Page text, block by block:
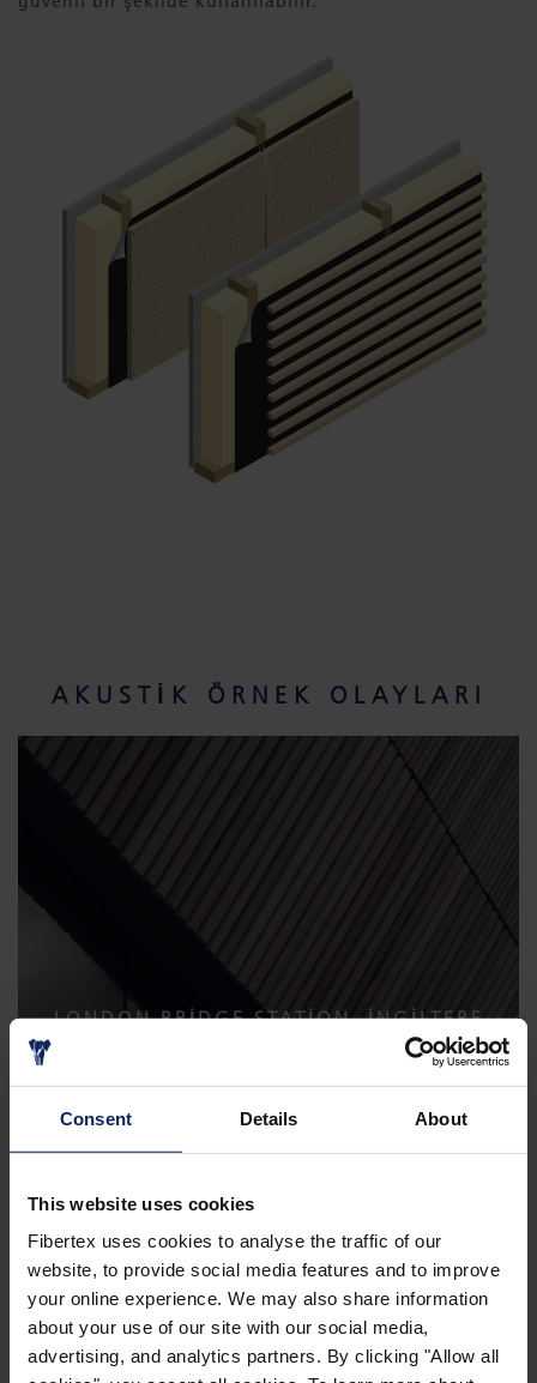
Consent Details About
This website uses cookies
Fibertex uses cookies to analyse the traffic of our
website, to provide social media features and to improve
your online experience. We may also share information
about your use of our site with our social media,
advertising, and analytics partners. By clicking "Allow all
AKUSTIK ÖRNEK OLAYLARI
LONDON BRIDGE STATION, İNGILTERE
WEST TERMINAL 2, HELSINKI